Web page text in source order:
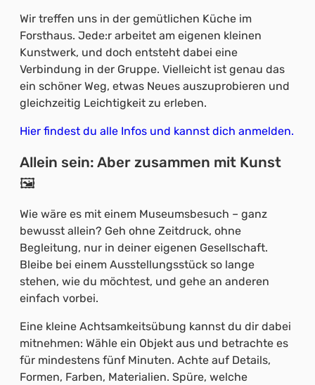
Wir treffen uns in der gemütlichen Küche im
Forsthaus. Jede:r arbeitet am eigenen kleinen
Kunstwerk, und doch entsteht dabei eine
Verbindung in der Gruppe. Vielleicht ist genau das
ein schöner Weg, etwas Neues auszuprobieren und
gleichzeitig Leichtigkeit zu erleben.
Hier findest du alle Infos und kannst dich anmelden.
Allein sein: Aber zusammen mit Kunst
🖼️
Wie wäre es mit einem Museumsbesuch – ganz
bewusst allein? Geh ohne Zeitdruck, ohne
Begleitung, nur in deiner eigenen Gesellschaft.
Bleibe bei einem Ausstellungsstück so lange
stehen, wie du möchtest, und gehe an anderen
einfach vorbei.
Eine kleine Achtsamkeitsübung kannst du dir dabei
mitnehmen: Wähle ein Objekt aus und betrachte es
für mindestens fünf Minuten. Achte auf Details,
Formen, Farben, Materialien. Spüre, welche